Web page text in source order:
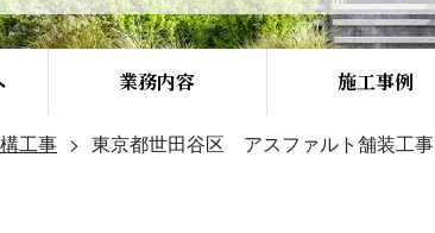
業務内容 施工事例
工事 東京都世田谷区 アスファルト舗装工事